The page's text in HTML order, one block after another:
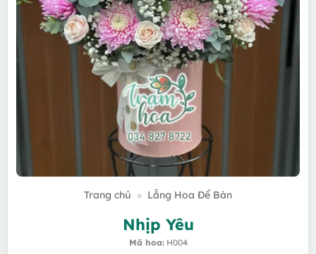
Trang chủ » Lẵng Hoa Để Bàn
Nhịp Yêu
Mã hoa:H004